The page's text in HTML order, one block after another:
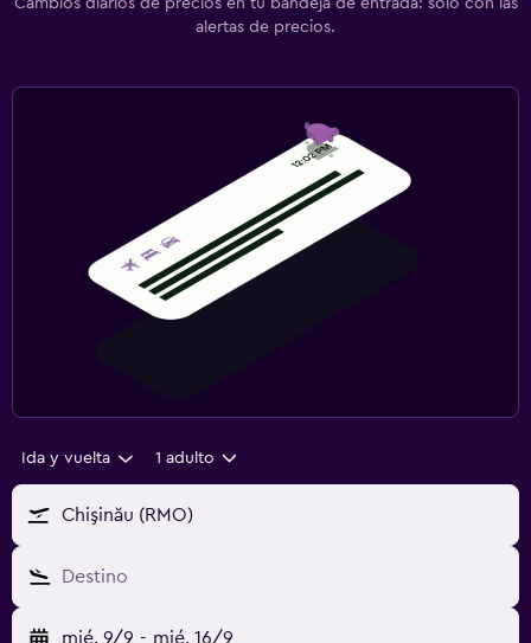
Cambios diarios de precios en tu bandeja de entrada: solo con las
alertas de precios.
Ida y vuelta 1 adulto
Chişinău (RMO)
Destino
mié. 9/9 - mié. 16/9